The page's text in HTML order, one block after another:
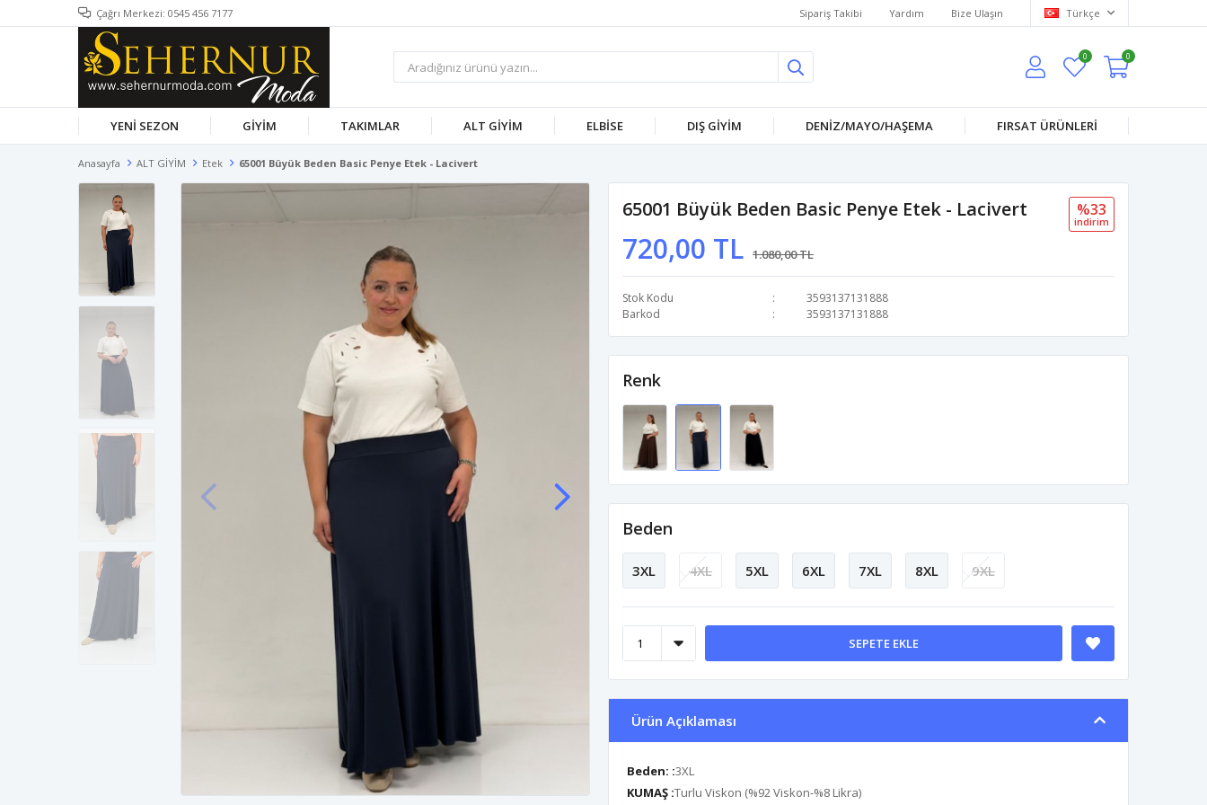
Çağrı Merkezi: 0545 456 7177 Sipariş Takibi Yardım Bize Ulaşın Türkçe
0 0
YENİ SEZON GİYİM TAKIMLAR ALT GİYİM ELBİSE DIŞ GİYİM DENİZ/MAYO/HAŞEMA FIRSAT ÜRÜNLERİ
Anasayfa ALT GİYİM Etek 65001 Büyük Beden Basic Penye Etek - Lacivert
65001 Büyük Beden Basic Penye Etek - Lacivert
720,00 TL 1.080,00 TL
%33
i̇ndi̇ri̇m
Stok Kodu
3593137131888
Barkod
3593137131888
Renk
Beden
3XL 4XL 5XL 6XL 7XL 8XL 9XL
SEPETE EKLE
Ürün Açıklaması
Beden: :3XL
KUMAŞ :Turlu Viskon (%92 Viskon-%8 Likra)